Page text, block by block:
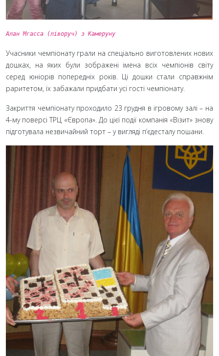
Алан Мгасса (ліворуч) з Камеруну
Учасники чемпіонату грали на спеціально виготовлених нових
дошках, на яких були зображені імена всіх чемпіонів світу
серед юніорів попередніх років. Ці дошки стали справжнім
раритетом, їх забажали придбати усі гості чемпіонату.
Закриття чемпіонату проходило 23 грудня в ігровому залі – на
4-му поверсі ТРЦ «Європа». До цієї події компанія «Візит» знову
підготувала незвичайний торт – у вигляді п’єдесталу пошани.